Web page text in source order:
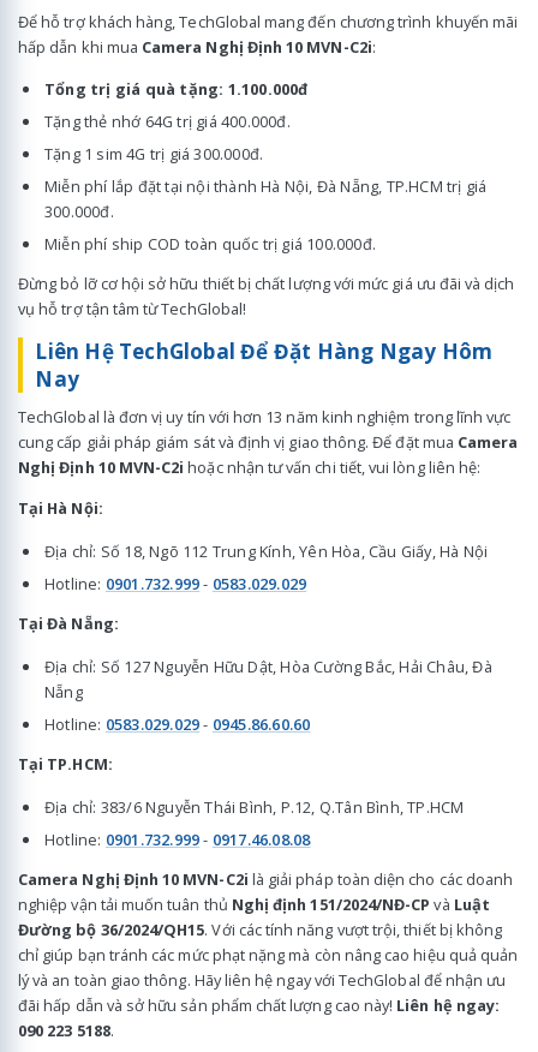
Để hỗ trợ khách hàng, TechGlobal mang đến chương trình khuyến mãi
hấp dẫn khi mua Camera Nghị Định 10 MVN-C2i:
Tổng trị giá quà tặng: 1.100.000đ
Tặng thẻ nhớ 64G trị giá 400.000đ.
Tặng 1 sim 4G trị giá 300.000đ.
Miễn phí lắp đặt tại nội thành Hà Nội, Đà Nẵng, TP.HCM trị giá
300.000đ.
Miễn phí ship COD toàn quốc trị giá 100.000đ.
Đừng bỏ lỡ cơ hội sở hữu thiết bị chất lượng với mức giá ưu đãi và dịch
vụ hỗ trợ tận tâm từ TechGlobal!
Liên Hệ TechGlobal Để Đặt Hàng Ngay Hôm
Nay
TechGlobal là đơn vị uy tín với hơn 13 năm kinh nghiệm trong lĩnh vực
cung cấp giải pháp giám sát và định vị giao thông. Để đặt mua Camera
Nghị Định 10 MVN-C2i hoặc nhận tư vấn chi tiết, vui lòng liên hệ:
Tại Hà Nội:
Địa chỉ: Số 18, Ngõ 112 Trung Kính, Yên Hòa, Cầu Giấy, Hà Nội
Hotline: 0901.732.999- 0583.029.029
Tại Đà Nẵng:
Địa chỉ: Số 127 Nguyễn Hữu Dật, Hòa Cường Bắc, Hải Châu, Đà
Nẵng
Hotline: 0583.029.029- 0945.86.60.60
Tại TP.HCM:
Địa chỉ: 383/6 Nguyễn Thái Bình, P.12, Q.Tân Bình, TP.HCM
Hotline: 0901.732.999- 0917.46.08.08
Camera Nghị Định 10 MVN-C2i là giải pháp toàn diện cho các doanh
nghiệp vận tải muốn tuân thủ Nghị định 151/2024/NĐ-CP và Luật
Đường bộ 36/2024/QH15. Với các tính năng vượt trội, thiết bị không
chỉ giúp bạn tránh các mức phạt nặng mà còn nâng cao hiệu quả quản
lý và an toàn giao thông. Hãy liên hệ ngay với TechGlobal để nhận ưu
đãi hấp dẫn và sở hữu sản phẩm chất lượng cao này! Liên hệ ngay:
090 223 5188.